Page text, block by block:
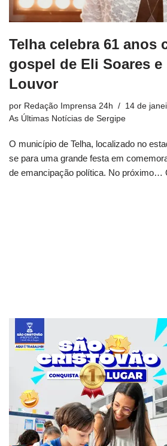
Telha celebra 61 anos
gospel de Eli Soares e
Louvor
por Redação Imprensa 24h
14 de
As Últimas Notícias de Sergipe
O município de Telha, localizado no
se para uma grande festa em
de emancipação política. No próximo…